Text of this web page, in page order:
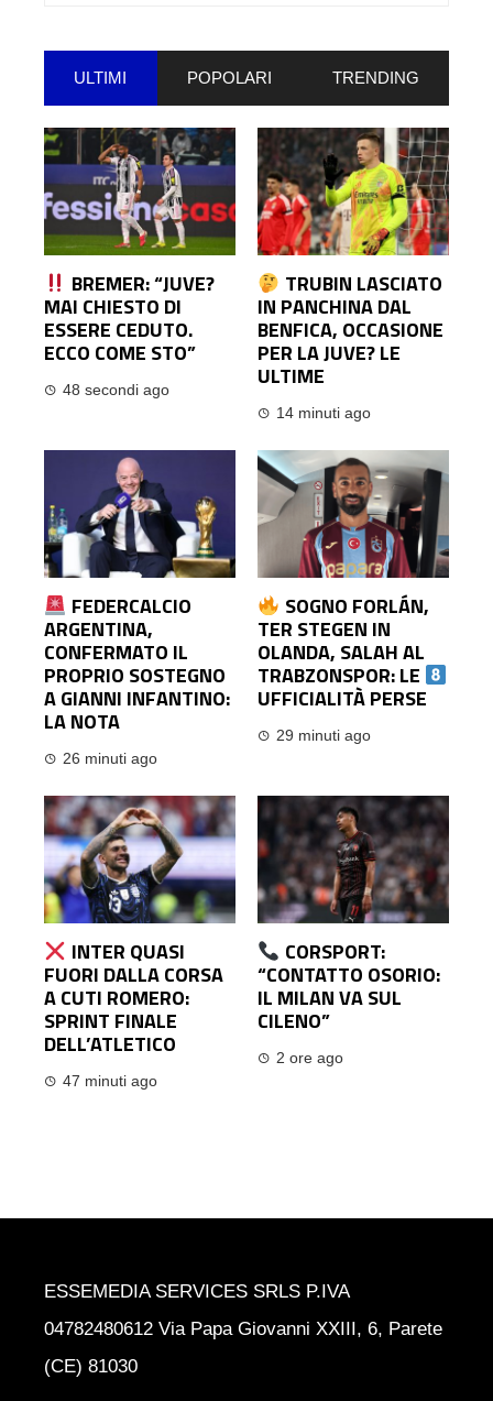
ULTIMI POPOLARI TRENDING
BREMER: “JUVE?
MAI CHIESTO DI
ESSERE CEDUTO.
ECCO COME STO”
48 secondi ago
TRUBIN LASCIATO
IN PANCHINA DAL
BENFICA, OCCASIONE
PER LA JUVE? LE
ULTIME
14 minuti ago
FEDERCALCIO
ARGENTINA,
CONFERMATO IL
PROPRIO SOSTEGNO
A GIANNI INFANTINO:
LA NOTA
26 minuti ago
SOGNO FORLÁN,
TER STEGEN IN
OLANDA, SALAH AL
TRABZONSPOR: LE
UFFICIALITÀ PERSE
29 minuti ago
INTER QUASI
FUORI DALLA CORSA
A CUTI ROMERO:
SPRINT FINALE
DELL’ATLETICO
47 minuti ago
CORSPORT:
“CONTATTO OSORIO:
IL MILAN VA SUL
CILENO”
2 ore ago
ESSEMEDIA SERVICES SRLS P.IVA
04782480612 Via Papa Giovanni XXIII, 6, Parete
(CE) 81030